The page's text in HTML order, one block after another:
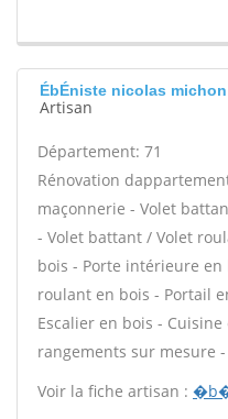
ÉbÉniste nicolas
Artisan
Département: 71
Rénovation
maçonnerie - Volet
- Volet battant / Volet
bois - Porte intérieure
roulant en bois - Portail
Escalier en bois -
rangements sur mesure
Voir la fiche artisan :